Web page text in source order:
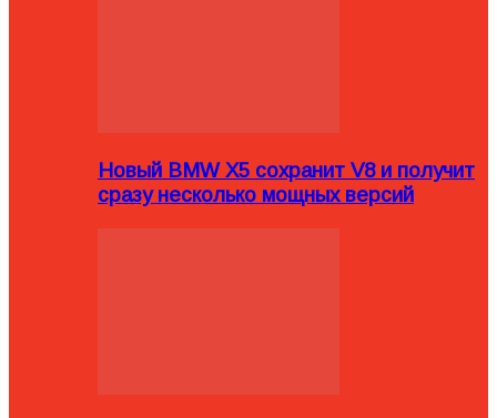
Новый BMW X5 сохранит V8 и получит
сразу несколько мощных версий